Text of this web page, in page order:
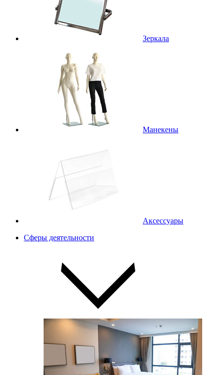
Зеркала
Манекены
Аксессуары
Сферы деятельности